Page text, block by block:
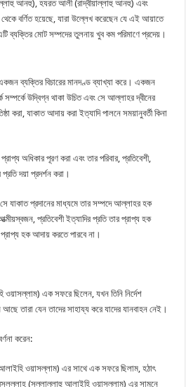
আনহু), হযরত আলী (রাদ্বীয়াল্লাহু আনহু) এবং
বর্ণিত হয়েছে, যারা উল্লেখ করেছেন যে এই আয়াতে
ব্যক্তির মোট সম্পদের তুলনায় খুব কম পরিমাণে প্রদেয়।
ব্যক্তির বিচারের মানদণ্ড ব্যাখ্যা করে। একজন
সম্পর্কে উদ্বিগ্ন থাকা উচিত এবং সে আল্লাহর দ্বীনের
করা, যাকাত আদায় করা ইত্যাদি পালনে সময়ানুবর্তী কিনা
অধিকার পূরণ করা এবং তার পরিবার, প্রতিবেশী,
দয়া প্রদর্শন করা।
যাকাত প্রদানের মাধ্যমে তার সম্পদে আল্লাহর হক
প্রতিবেশী ইত্যাদির প্রতি তার প্রাপ্য হক
হক আদায় করতে পারবে না।
এক সফরে ছিলেন, যখন তিনি নির্দেশ
আছে তারা যেন তাদের সাহায্য করে যাদের যানবাহন নেই।
করেন:
ওয়াসল্লাম) এর সাথে এক সফরে ছিলাম, হঠাৎ
(সল্লাল্লাহু আলাইহি ওয়াসল্লাম) এর সামনে